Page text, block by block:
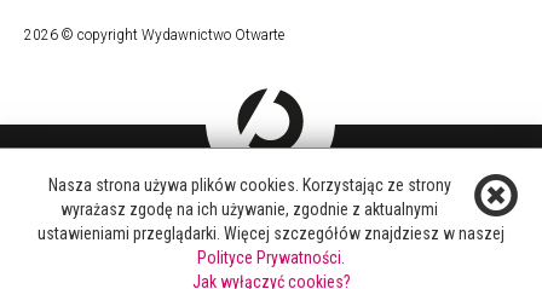
2026 © copyright Wydawnictwo Otwarte
DOŁĄCZ DO NAS
FACEBOOK
TWITTER
Nasza strona używa plików cookies. Korzystając ze strony
wyrażasz zgodę na ich używanie, zgodnie z aktualnymi
ustawieniami przeglądarki. Więcej szczegółów znajdziesz w naszej
Polityce Prywatności.
Jak wyłączyć cookies?